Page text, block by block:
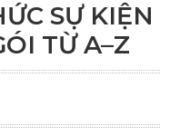
SỰ KIỆN
TỪ A–Z